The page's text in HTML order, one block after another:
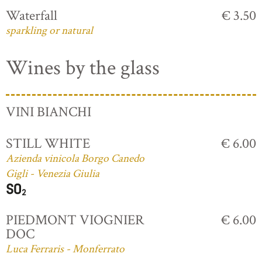
Waterfall
sparkling or natural
€ 3.50
Wines by the glass
VINI BIANCHI
STILL WHITE
Azienda vinicola Borgo Canedo
Gigli - Venezia Giulia
€ 6.00
PIEDMONT VIOGNIER
DOC
Luca Ferraris - Monferrato
€ 6.00